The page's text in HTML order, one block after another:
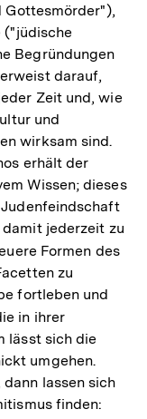
Gottesmörder"),
("jüdische
Begründungen
darauf,
Zeit und, wie
und
wirksam sind.
erhält der
Wissen; dieses
jederzeit zu
Formen des
zu
fortleben und
in ihrer
lässt sich die
umgehen.
lassen sich
finden: